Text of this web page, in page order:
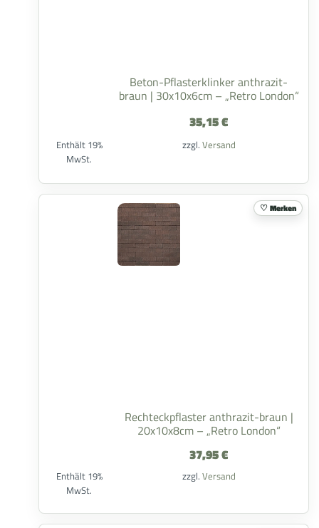
Beton-Pflasterklinker anthrazit-
braun | 30x10x6cm – „Retro London“
35,15€
Enthält 19%
MwSt.
zzgl. Versand
Rechteckpflaster anthrazit-braun |
20x10x8cm – „Retro London“
37,95€
Enthält 19%
MwSt.
zzgl. Versand
Merken